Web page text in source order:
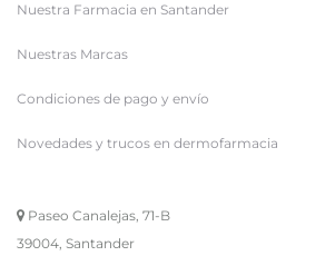
Nuestra Farmacia en Santander
Nuestras Marcas
Condiciones de pago y envío
Novedades y trucos en dermofarmacia
Paseo Canalejas, 71-B
39004, Santander